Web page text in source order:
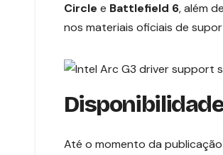
Circle e Battlefield 6, além
nos materiais oficiais de
Até o momento da